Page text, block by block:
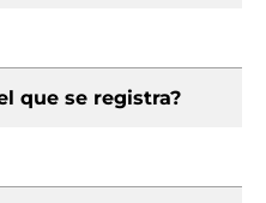
que se registra?